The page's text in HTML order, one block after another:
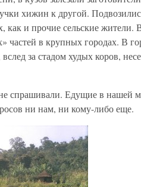
хижин к другой.
и прочие сельские жители.
частей в крупных городах. В
за стадом худых коров,
спрашивали. Едущие в нашей
ни нам, ни кому-либо еще.